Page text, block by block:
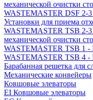
механической очистки
WASTEMASTER DSF 2-3
Установки для приема
WASTEMASTER TSB 2-3
механической очистки
WASTEMASTER TSB 1 -
WASTEMASTER TSB 4 -
Барабанная решетка для
Механические конвейеры
Ковшовые элеваторы
EI Ковшовые элеваторы